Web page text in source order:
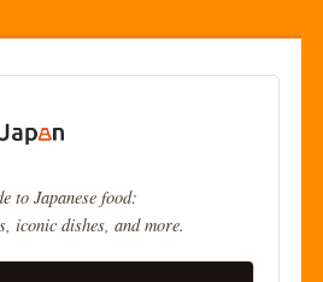
to Japanese food:
iconic dishes, and more.